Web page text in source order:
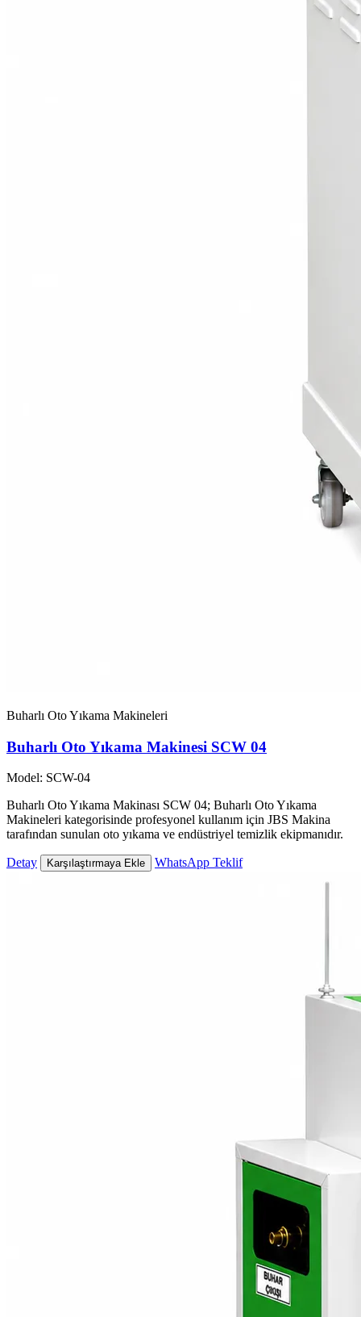
Buharlı Oto Yıkama Makineleri
Buharlı Oto Yıkama Makinesi SCW 04
Model: SCW-04
Buharlı Oto Yıkama Makinası SCW 04; Buharlı Oto Yıkama
Makineleri kategorisinde profesyonel kullanım için JBS Makina
tarafından sunulan oto yıkama ve endüstriyel temizlik ekipmanıdır.
Detay Karşılaştırmaya Ekle WhatsApp Teklif